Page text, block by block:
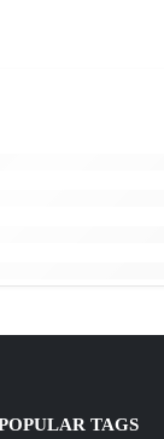
TAGS